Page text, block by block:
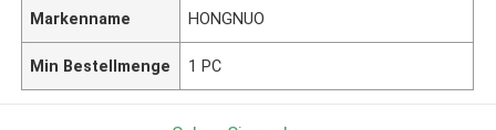
Markenname HONGNUO
Min Bestellmenge 1 PC